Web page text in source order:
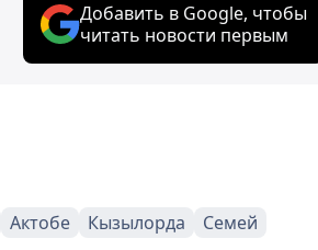
Добавить в Google, чтобы
читать новости первым
Актобе Кызылорда Семей